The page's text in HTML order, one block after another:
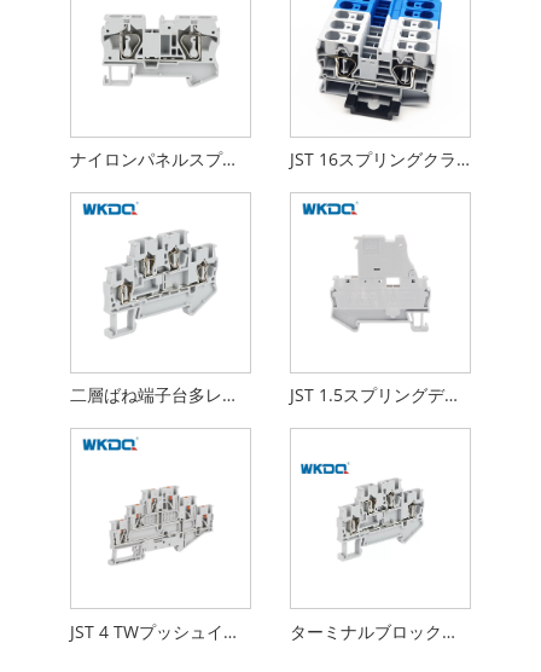
ナイロンパネルスプリングスクリューケージ端子ブロックマウントされた電動dinレールに取り付けられたフィード JST 16スプリングクランプターミナルブロックDINレールTB16mm²
二層ばね端子台多レベル 4mm² IEC 60947-7-1 JST 1.5スプリングディンレールターミナルブロックコネクタロードアンチバイブレーション
JST 4 TWプッシュインターミナルブロック3レベルワイヤコネクタの組み合わせスプリングターミナル ターミナルブロックのディンレールプッシュスプリング接続16awg